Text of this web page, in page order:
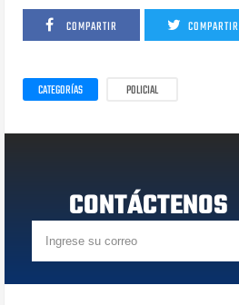
COMPARTIR COMPARTIR
CATEGORÍAS POLICIAL
CONTÁCTENOS